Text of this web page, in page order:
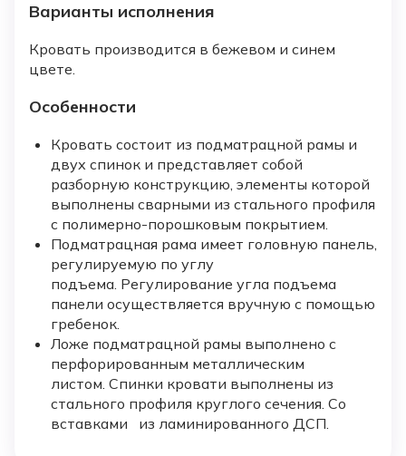
Варианты исполнения
Кровать производится в бежевом и синем
цвете.
Особенности
Кровать состоит из подматрацной рамы и
двух спинок и представляет собой
разборную конструкцию, элементы которой
выполнены сварными из стального профиля
с полимерно-порошковым покрытием.
Подматрацная рама имеет головную панель,
регулируемую по углу
подъема. Регулирование угла подъема
панели осуществляется вручную с помощью
гребенок.
Ложе подматрацной рамы выполнено с
перфорированным металлическим
листом. Спинки кровати выполнены из
стального профиля круглого сечения. Со
вставками из ламинированного ДСП.